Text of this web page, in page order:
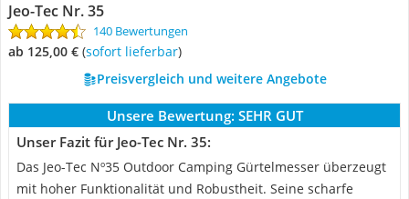
Jeo-Tec Nr. 35
140 Bewertungen
ab 125,00 € ( Sofort lieferbar)
Preisvergleich und weitere Angebote
Unsere Bewertung: SEHR GUT
Unser Fazit für Jeo-Tec Nr. 35:
Das Jeo-Tec Nº35 Outdoor Camping Gürtelmesser überzeugt
mit hoher Funktionalität und Robustheit. Seine scharfe